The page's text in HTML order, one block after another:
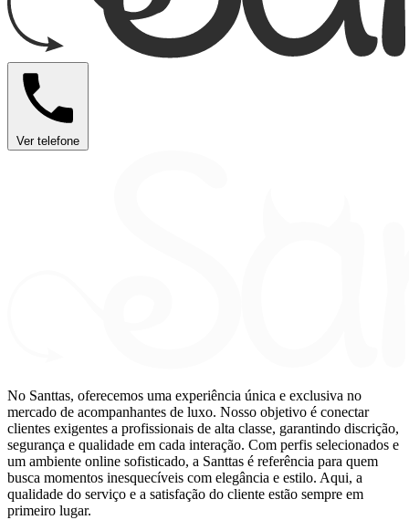
Ver telefone
No Santtas, oferecemos uma experiência única e exclusiva no
mercado de acompanhantes de luxo. Nosso objetivo é conectar
clientes exigentes a profissionais de alta classe, garantindo discrição,
segurança e qualidade em cada interação. Com perfis selecionados e
um ambiente online sofisticado, a Santtas é referência para quem
busca momentos inesquecíveis com elegância e estilo. Aqui, a
qualidade do serviço e a satisfação do cliente estão sempre em
primeiro lugar.